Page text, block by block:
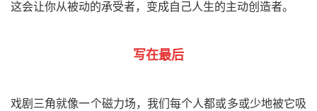
这会让你从被动的承受者，变成自己人生的主动创造者。
写在最后
戏剧三角就像一个磁力场，我们每个人都或多或少地被它吸